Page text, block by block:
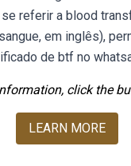
referir a blood
em inglês),
de btf no
click the
LEARN MORE